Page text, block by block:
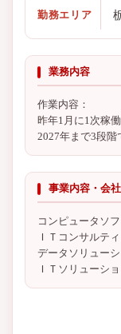
勤務エリア
業務内容
作業内容：
昨年1月に1次稼
2027年まで3段階
事業内容・会
コンピュータソ
ＩＴコンサルテ
データソリュー
ＩＴソリューシ